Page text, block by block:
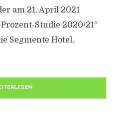
am 21. April 2021
Studie 2020/21“
Segmente Hotel,